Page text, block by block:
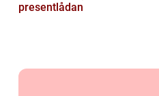
presentlådan